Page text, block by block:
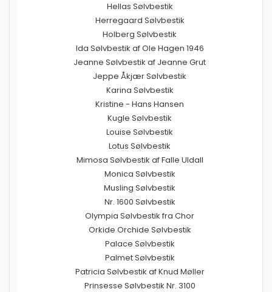
Hellas Sølvbestik
Herregaard Sølvbestik
Holberg Sølvbestik
Ida Sølvbestik af Ole Hagen 1946
Jeanne Sølvbestik af Jeanne Grut
Jeppe Åkjær Sølvbestik
Karina Sølvbestik
Kristine - Hans Hansen
Kugle Sølvbestik
Louise Sølvbestik
Lotus Sølvbestik
Mimosa Sølvbestik af Falle Uldall
Monica Sølvbestik
Musling Sølvbestik
Nr. 1600 Sølvbestik
Olympia Sølvbestik fra Chor
Orkide Orchide Sølvbestik
Palace Sølvbestik
Palmet Sølvbestik
Patricia Sølvbestik af Knud Møller
Prinsesse Sølvbestik Nr. 3100